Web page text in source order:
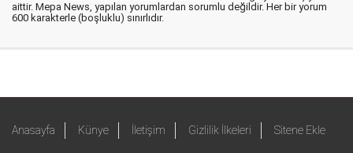
aittir. Mepa News, yapılan yorumlardan sorumlu değildir. Her bir yorum
600 karakterle (boşluklu) sınırlıdır.
Anasayfa Künye İletişim Gizlilik İlkeleri Sitene Ekle